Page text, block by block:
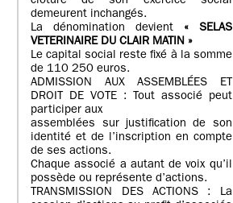
demeurent inchangés.
La dénomination devient « SELAS
VETERINAIRE DU CLAIR MATIN »
Le capital social reste fixé à la somme
de 110 250 euros.
ADMISSION AUX ASSEMBLÉES ET
DROIT DE VOTE : Tout associé peut
participer aux
assemblées sur justification de son
identité et de l’inscription en compte
de ses actions.
Chaque associé a autant de voix qu’il
possède ou représente d’actions.
TRANSMISSION DES ACTIONS : La